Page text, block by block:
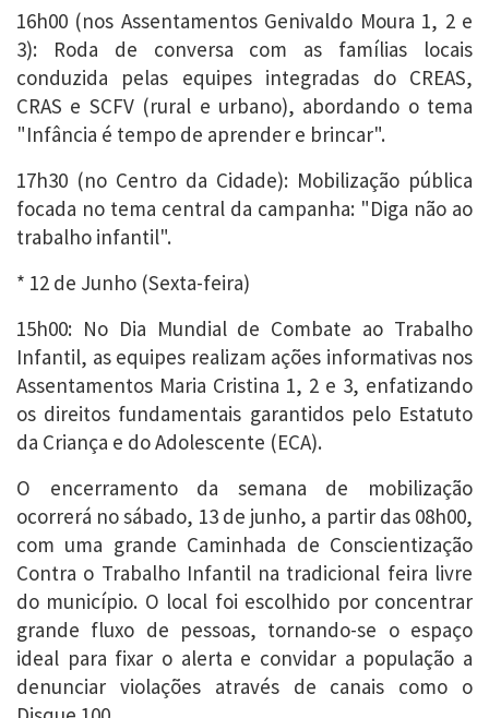
16h00 (nos Assentamentos Genivaldo Moura 1, 2 e
3): Roda de conversa com as famílias locais
conduzida pelas equipes integradas do CREAS,
CRAS e SCFV (rural e urbano), abordando o tema
"Infância é tempo de aprender e brincar".
17h30 (no Centro da Cidade): Mobilização pública
focada no tema central da campanha: "Diga não ao
trabalho infantil".
* 12 de Junho (Sexta-feira)
15h00: No Dia Mundial de Combate ao Trabalho
Infantil, as equipes realizam ações informativas nos
Assentamentos Maria Cristina 1, 2 e 3, enfatizando
os direitos fundamentais garantidos pelo Estatuto
da Criança e do Adolescente (ECA).
O encerramento da semana de mobilização
ocorrerá no sábado, 13 de junho, a partir das 08h00,
com uma grande Caminhada de Conscientização
Contra o Trabalho Infantil na tradicional feira livre
do município. O local foi escolhido por concentrar
grande fluxo de pessoas, tornando-se o espaço
ideal para fixar o alerta e convidar a população a
denunciar violações através de canais como o